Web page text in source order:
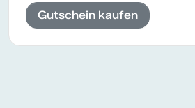
Gutschein kaufen